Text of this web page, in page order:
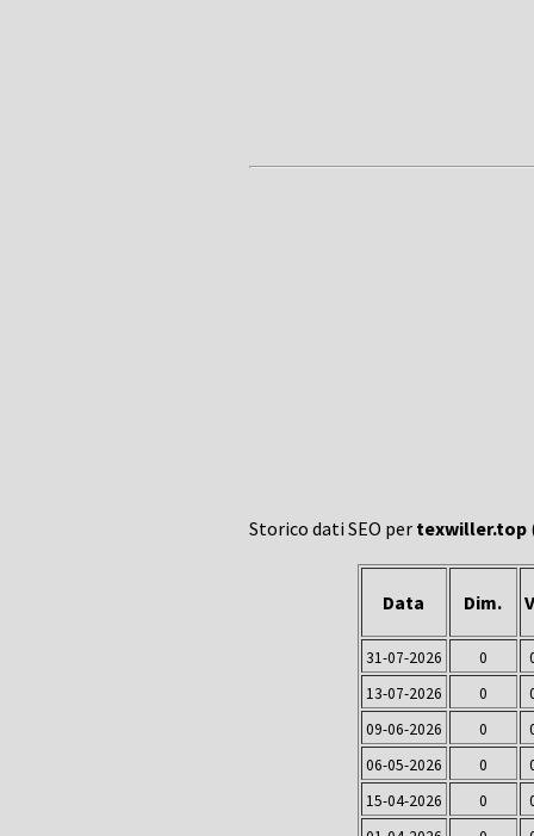
Storico dati SEO per texwiller.top
Data Dim.
31-07-2026 0
13-07-2026
0
09-06-2026
0
06-05-2026
0
15-04-2026
0